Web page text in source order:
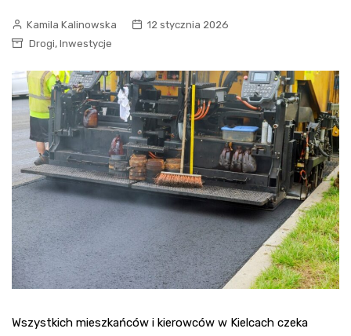
Kamila Kalinowska
12 stycznia 2026
Drogi, Inwestycje
Wszystkich mieszkańców i kierowców w Kielcach czeka